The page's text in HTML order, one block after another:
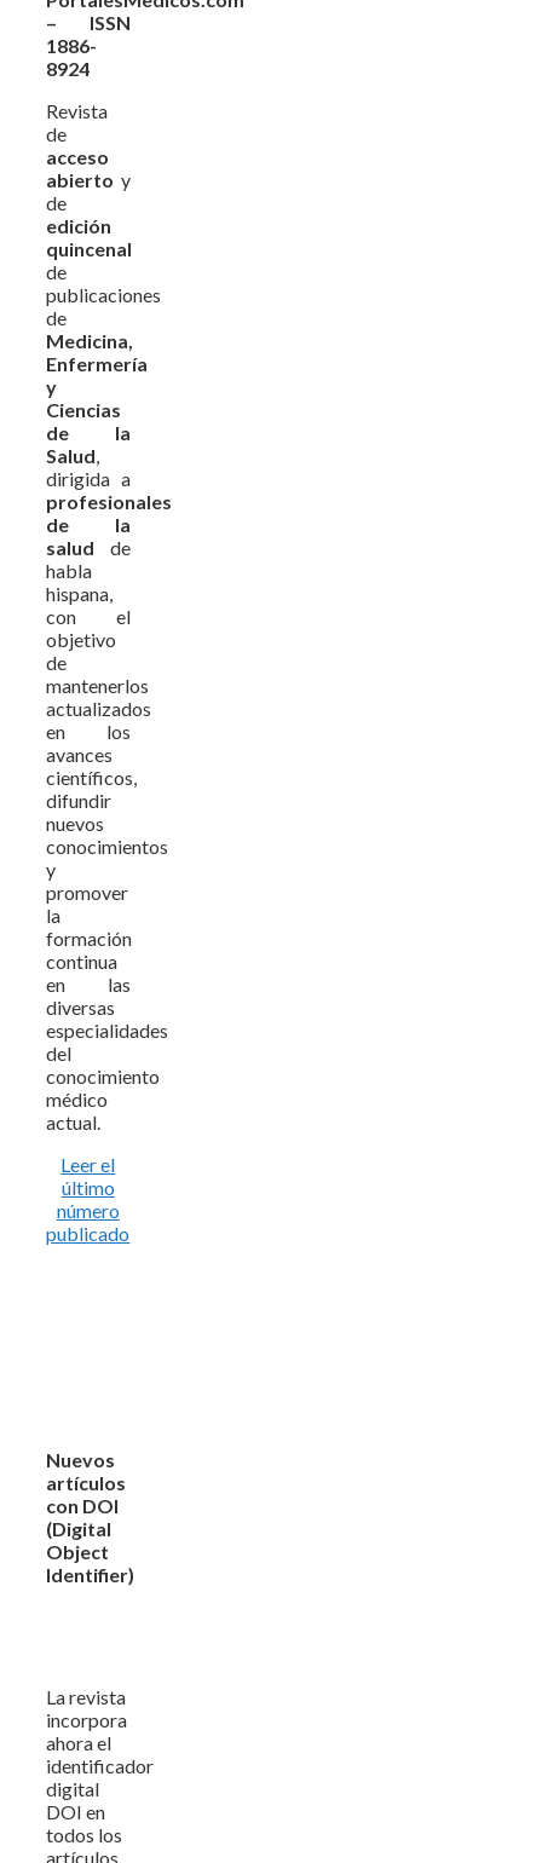
– ISSN
1886-
8924
Revista
de
acceso
abierto y
de
edición
quincenal
de
publicaciones
de
Medicina,
Enfermería
y
Ciencias
de la
Salud,
dirigida a
profesionales
de la
salud de
habla
hispana,
con el
objetivo
de
mantenerlos
actualizados
en los
avances
científicos,
difundir
nuevos
conocimientos
y
promover
la
formación
continua
en las
diversas
especialidades
del
conocimiento
médico
actual.
Leer el
último
número
publicado
Nuevos
artículos
con DOI
(Digital
Object
Identifier)
La revista
incorpora
ahora el
identificador
digital
DOI en
todos los
artículos